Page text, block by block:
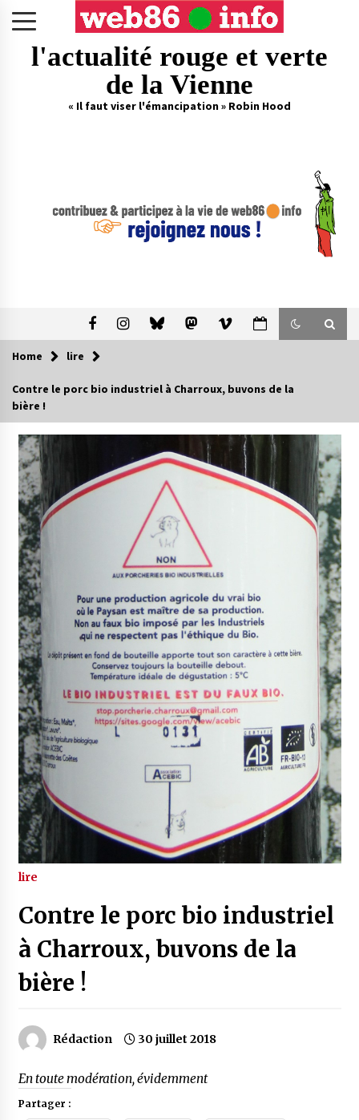
l'actualité rouge et verte
de la Vienne
« Il faut viser l'émancipation » Robin Hood
Home lire
Contre le porc bio industriel à Charroux, buvons de la
bière !
lire
Contre le porc bio industriel
à Charroux, buvons de la
bière !
Rédaction 30 juillet 2018
En toute modération, évidemment
Partager :